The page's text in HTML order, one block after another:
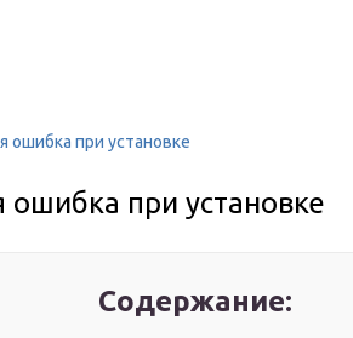
ошибка при установке
ошибка при установке
Содержание: